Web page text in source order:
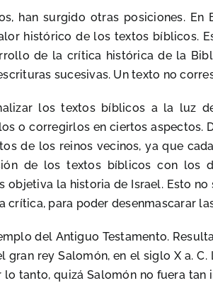
han surgido otras posiciones.
histórico de los textos bíblicos.
de la crítica histórica de la
sucesivas. Un texto no
los textos bíblicos a la luz
o corregirlos en ciertos aspectos.
de los reinos vecinos, ya que
de los textos bíblicos con los
objetiva la historia de Israel. Esto
crítica, para poder desenmascarar
del Antiguo Testamento.
gran rey Salomón, en el siglo X a.
lo tanto, quizá Salomón no fuera